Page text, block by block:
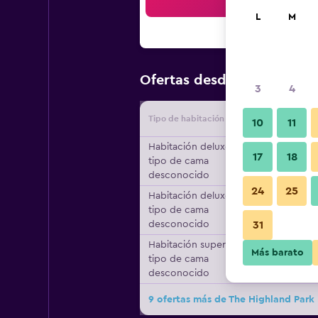
Ofertas desde Oferta
Tipo de habitación
Habitación deluxe,
tipo de cama
desconocido
Habitación deluxe,
tipo de cama
desconocido
Habitación superior,
tipo de cama
desconocido
9 ofertas más de The Highland Park
L M
3 4
10 11
17 18
24 25
31
Más barato